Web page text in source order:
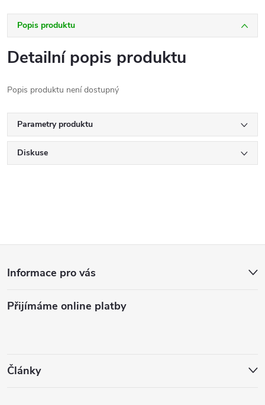
Popis produktu
Detailní popis produktu
Popis produktu není dostupný
Parametry produktu
Diskuse
p
Informace pro vás
Přijímáme online platby
Články